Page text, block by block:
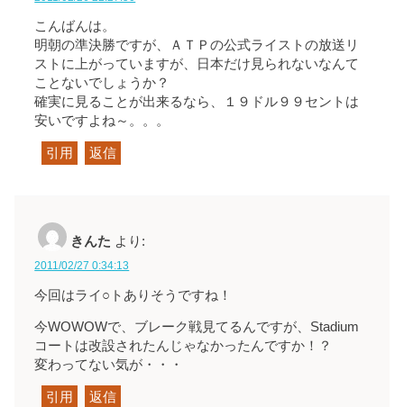
こんばんは。
明朝の準決勝ですが、ＡＴＰの公式ライストの放送リ
ストに上がっていますが、日本だけ見られないなんて
ことないでしょうか？
確実に見ることが出来るなら、１９ドル９９セントは
安いですよね～。。。
引用 返信
きんた より:
2011/02/27 0:34:13
今回はライ○トありそうですね！
今WOWOWで、ブレーク戦見てるんですが、Stadium
コートは改設されたんじゃなかったんですか！？
変わってない気が・・・
引用 返信